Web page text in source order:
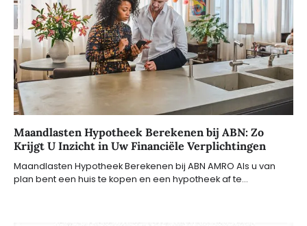
Maandlasten Hypotheek Berekenen bij ABN: Zo
Krijgt U Inzicht in Uw Financiële Verplichtingen
Maandlasten Hypotheek Berekenen bij ABN AMRO Als u van
plan bent een huis te kopen en een hypotheek af te…